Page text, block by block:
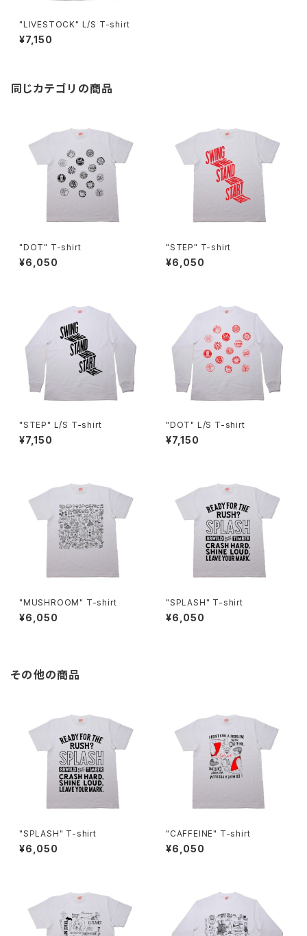
"LIVESTOCK" L/S T-shirt
¥7,150
同じカテゴリの商品
"DOT" T-shirt
¥6,050
"STEP" T-shirt
¥6,050
"STEP" L/S T-shirt
¥7,150
"DOT" L/S T-shirt
¥7,150
"MUSHROOM" T-shirt
¥6,050
"SPLASH" T-shirt
¥6,050
その他の商品
"SPLASH" T-shirt
¥6,050
"CAFFEINE" T-shirt
¥6,050